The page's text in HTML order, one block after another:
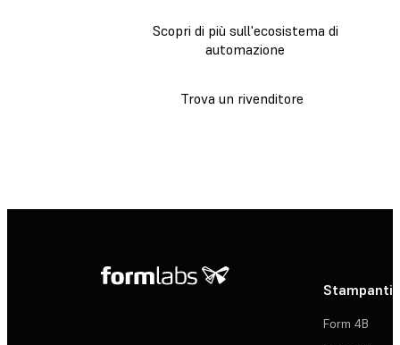
Scopri di più sull'ecosistema di
automazione
Trova un rivenditore
Stampanti
Form 4B